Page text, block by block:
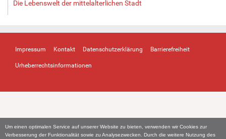
Um einen optimalen Service auf unserer Website zu bieten, verwenden wir Cookies zur
Verbesserung der Funktionalität sowie zu Analysezwecken. Durch die weitere Nutzung des
Die Lebenswelt der mittelalterlichen Stadt
Impressum Kontakt Datenschutzerklärung Barrierefreiheit
Urheberrechtsinformationen